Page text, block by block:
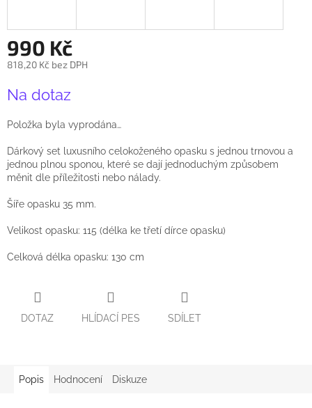
990 Kč
818,20 Kč bez DPH
cena:
Na dotaz
Položka byla vyprodána…
Dárkový set luxusního celokoženého opasku s jednou trnovou a
jednou plnou sponou, které se dají jednoduchým způsobem
měnit dle příležitosti nebo nálady.
Šíře opasku 35 mm.
Velikost opasku: 115 (délka ke třetí dírce opasku)
Celková délka opasku: 130 cm
DOTAZ HLÍDACÍ PES SDÍLET
Popis Hodnocení Diskuze